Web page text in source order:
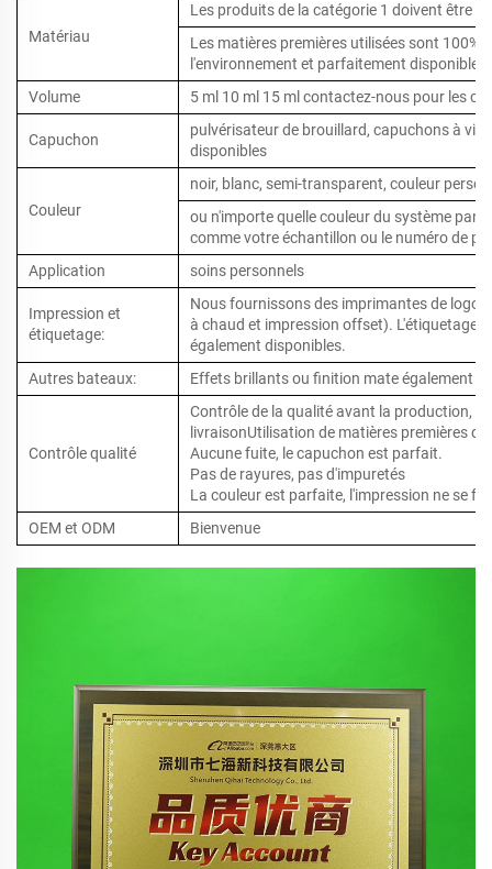
Matériau
Les produits de la catégorie 1 doivent être
Les matières premières utilisées sont 100%
l'environnement et parfaitement
Volume
5 ml 10 ml 15 ml contactez-nous pour les
Capuchon
pulvérisateur de brouillard, capuchons à
disponibles
Couleur
noir, blanc, semi-transparent, couleur
ou n'importe quelle couleur du système
comme votre échantillon ou le numéro de
Application
soins personnels
Impression et
étiquetage:
Nous fournissons des imprimantes de
à chaud et impression offset). L'étiquetage
également disponibles.
Autres bateaux:
Effets brillants ou finition mate également
Contrôle qualité
Contrôle de la qualité avant la production,
livraisonUtilisation de matières premières
Aucune fuite, le capuchon est parfait.
Pas de rayures, pas d'impuretés
La couleur est parfaite, l'impression ne se
OEM et ODM
Bienvenue